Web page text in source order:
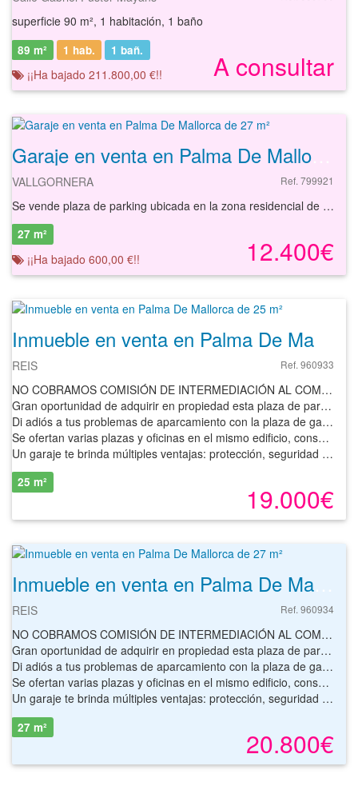
superficie 90 m², 1 habitación, 1 baño
A consultar
89 m² 1 hab. 1 bañ.
¡¡Ha bajado 211.800,00 €!!
VALLGORNERA Ref. 799921
Se vende plaza de parking ubicada en la zona residencial de Son Gual, situada en el municipio de Palma de Mallorca, provincia de Balares Se ubica en planta sótano de un edificio residencial de viviendas. Fácil acceso y buena maniobrabilidad
12.400€
27 m²
¡¡Ha bajado 600,00 €!!
REIS Ref. 960933
NO COBRAMOS COMISIÓN DE INTERMEDIACIÓN AL COMPRADOR
Gran oportunidad de adquirir en propiedad esta plaza de parking en el camino del Reis, en la localidad de Palma de Mallorca. Se destaca por su excelente ubicación y accesibilidad. Situada en una zona muy bien comunicada, con fácil acceso a la Ma-20 y muy próxima a la parada de autobuses, es ideal para aquellos que buscan una solución cómoda y segura para estacionar su vehículo. Además, su buena maniobrabilidad la hace perfecta para todo tipo de coche. Edificio destinado a oficinas.
Di adiós a tus problemas de aparcamiento con la plaza de garaje que tenemos para ti. Con fácil acceso mediante rampa y puerta mecanizada, se trata de una plaza muy cómoda por su amplitud y fácil maniobrabilidad. Podrás acceder de manera directa a las plantas superiores mediante el ascensor comunitario.
Se ofertan varias plazas y oficinas en el mismo edificio, consultar condiciones y disponibilidad.
Un garaje te brinda múltiples ventajas: protección, seguridad y mayor comodidad. Invertir en un garaje ofrece ventajas como bajo coste inicial, escaso mantenimiento y demanda estable, especialmente en zonas urbanas. Genera ingresos pasivos mediante alquiler y, en comparación con otros activos, suele ser menos afectado por crisis económicas.
19.000€
25 m²
REIS Ref. 960934
NO COBRAMOS COMISIÓN DE INTERMEDIACIÓN AL COMPRADOR
Gran oportunidad de adquirir en propiedad esta plaza de parking en el camino del Reis, en la localidad de Palma de Mallorca. Se destaca por su excelente ubicación y accesibilidad. Situada en una zona muy bien comunicada, con fácil acceso a la Ma-20 y muy próxima a la parada de autobuses, es ideal para aquellos que buscan una solución cómoda y segura para estacionar su vehículo. Además, su buena maniobrabilidad la hace perfecta para todo tipo de coche. Edificio destinado a oficinas.
Di adiós a tus problemas de aparcamiento con la plaza de garaje que tenemos para ti. Con fácil acceso mediante rampa y puerta mecanizada, se trata de una plaza muy cómoda por su amplitud y fácil maniobrabilidad. Podrás acceder de manera directa a las plantas superiores mediante el ascensor comunitario.
Se ofertan varias plazas y oficinas en el mismo edificio, consultar condiciones y disponibilidad.
Un garaje te brinda múltiples ventajas: protección, seguridad y mayor comodidad. Invertir en un garaje ofrece ventajas como bajo coste inicial, escaso mantenimiento y demanda estable, especialmente en zonas urbanas. Genera ingresos pasivos mediante alquiler y, en comparación con otros activos, suele ser menos afectado por crisis económicas.
20.800€
27 m²